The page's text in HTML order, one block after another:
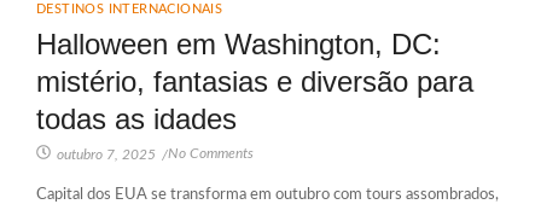
DESTINOS INTERNACIONAIS
Halloween em Washington, DC:
mistério, fantasias e diversão para
todas as idades
outubro 7, 2025 /No Comments
Capital dos EUA se transforma em outubro com tours assombrados,